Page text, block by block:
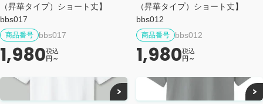
（昇華タイプ）ショート丈】
bbs017
商品番号 bbs017
1,980税込
円～
（昇華タイプ）ショート丈】
bbs012
商品番号 bbs012
1,980税込
円～